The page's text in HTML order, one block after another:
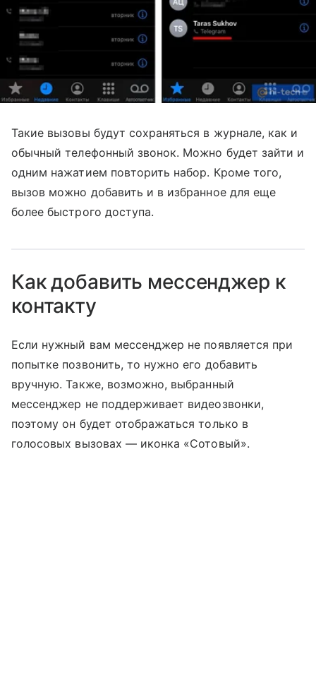
Такие вызовы будут сохраняться в журнале, как и
обычный телефонный звонок. Можно будет зайти и
одним нажатием повторить набор. Кроме того,
вызов можно добавить и в избранное для еще
более быстрого доступа.
Как добавить мессенджер к
контакту
Если нужный вам мессенджер не появляется при
попытке позвонить, то нужно его добавить
вручную. Также, возможно, выбранный
мессенджер не поддерживает видеозвонки,
поэтому он будет отображаться только в
голосовых вызовах — иконка «Сотовый».